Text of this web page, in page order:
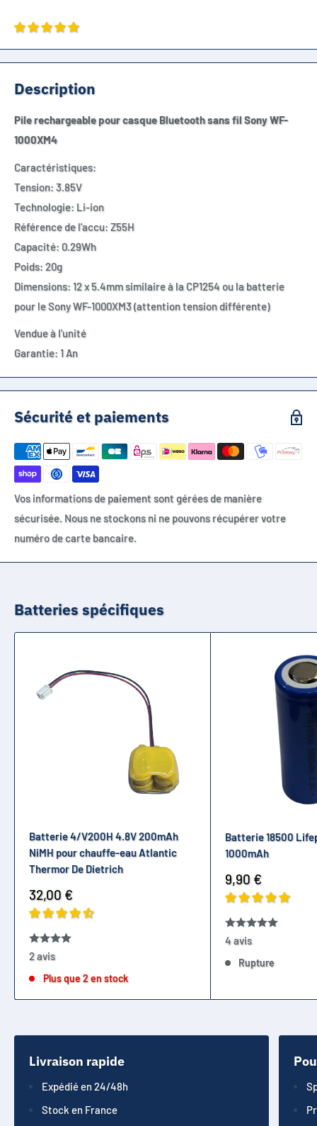
Description
Pile rechargeable pour casque Bluetooth sans fil Sony WF-
1000XM4
Caractéristiques:
Tension: 3.85V
Technologie: Li-ion
Référence de l'accu: Z55H
Capacité: 0.29Wh
Poids: 20g
Dimensions: 12 x 5.4mm similaire à la CP1254 ou la batterie
pour le Sony WF-1000XM3 (attention tension différente)
Vendue à l'unité
Garantie: 1 An
Sécurité et paiements
Vos informations de paiement sont gérées de manière
sécurisée. Nous ne stockons ni ne pouvons récupérer votre
numéro de carte bancaire.
Batteries spécifiques
Batterie 4/V200H 4.8V 200mAh
NiMH pour chauffe-eau Atlantic
Thermor De Dietrich
Prix
réduit
32,00 €
2 avis
Plus que 2 en stock
Batterie 18500
1000mAh
Prix
réduit
9,90 €
4 avis
Rupture
Livraison rapide
Expédié en 24/48h
Stock en France